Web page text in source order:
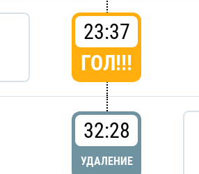
23:37
ГОЛ!!!
32:28
УДАЛЕНИЕ